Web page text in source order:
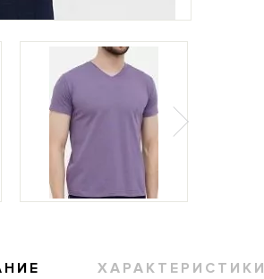
ХАРАКТЕРИСТИКИ